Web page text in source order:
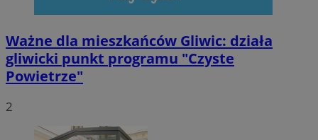
Ważne dla mieszkańców Gliwic: działa
gliwicki punkt programu "Czyste
Powietrze"
2